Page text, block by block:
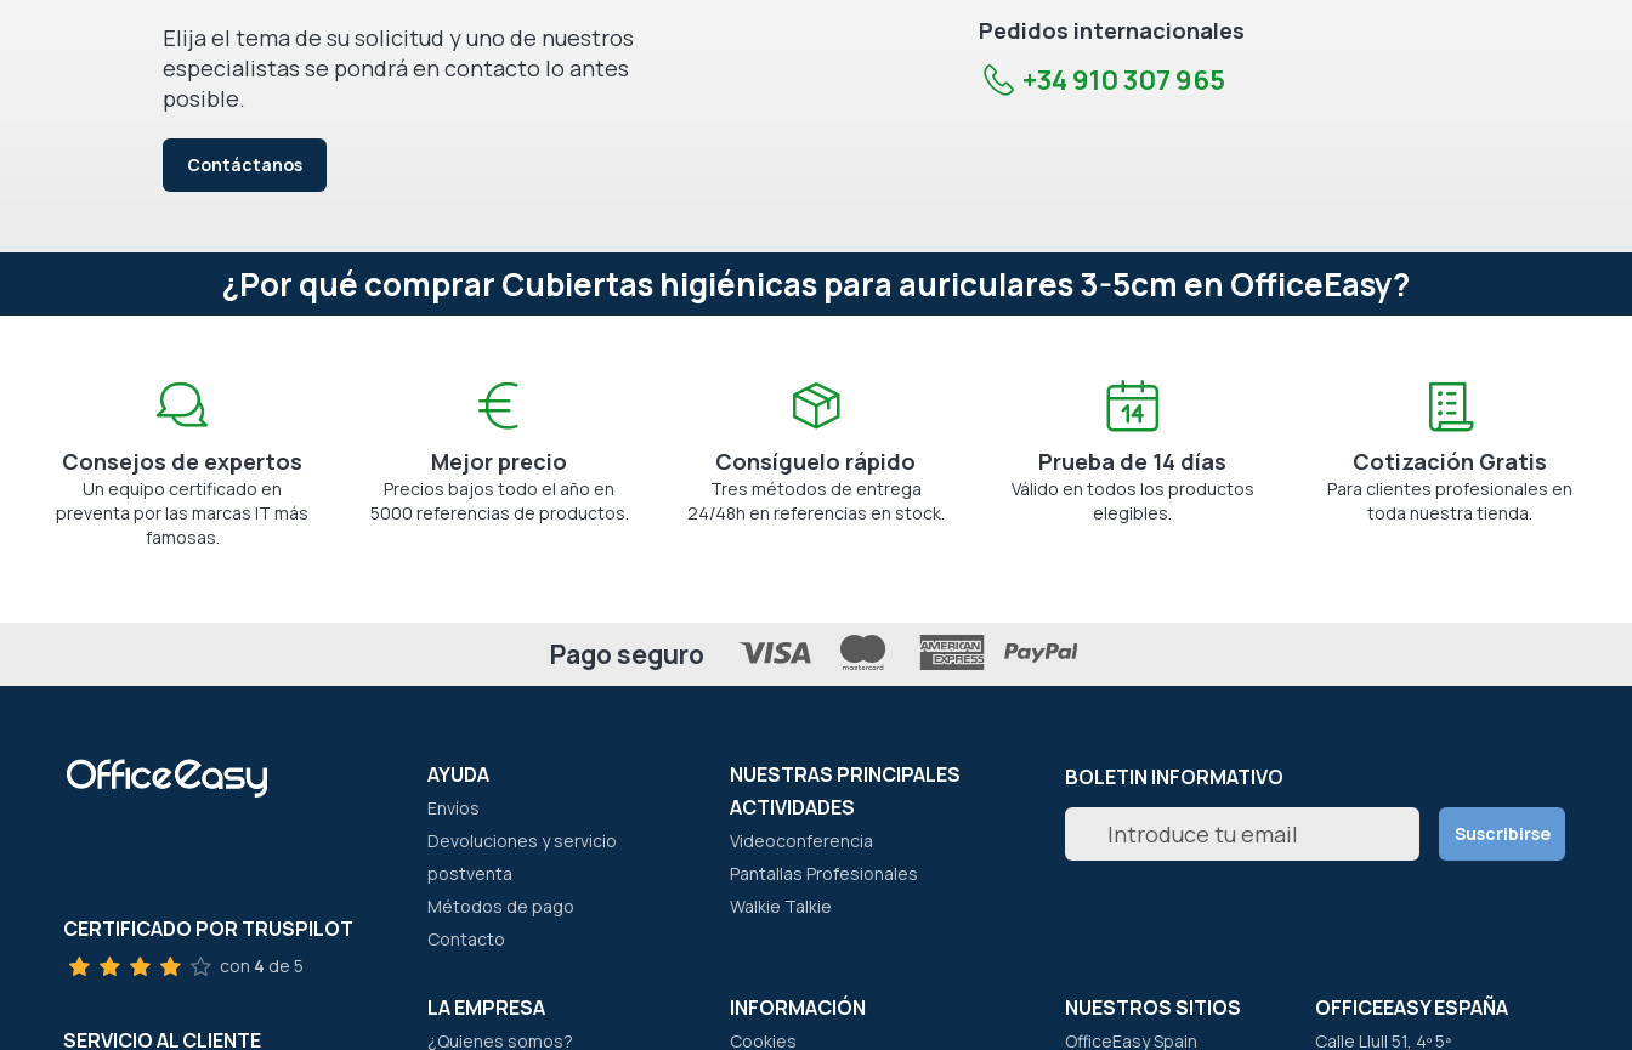
Elija el tema de su solicitud y uno de nuestros
especialistas se pondrá en contacto lo antes
posible.
Contáctanos
Pedidos internacionales
+34 910 307 965
¿Por qué comprar Cubiertas higiénicas para auriculares 3-5cm en OfficeEasy?
Consejos de expertos
Un equipo certificado en
preventa por las marcas IT más
famosas.
Mejor precio
Precios bajos todo el año en
5000 referencias de productos.
Consíguelo rápido
Tres métodos de entrega
24/48h en referencias en stock.
Prueba de 14 días
Válido en todos los productos
elegibles.
Cotización Gratis
Para clientes profesionales en
toda nuestra tienda.
Pago seguro
CERTIFICADO POR TRUSPILOT
con 4 de 5
SERVICIO AL CLIENTE
AYUDA
Envíos
Devoluciones y servicio
postventa
Métodos de pago
Contacto
NUESTRAS PRINCIPALES
ACTIVIDADES
Videoconferencia
Pantallas Profesionales
Walkie Talkie
LA EMPRESA
¿Quienes somos?
BOLETIN INFORMATIVO
Inscríbete
nuestro
Suscribirse
INFORMACIÓN
Cookies
NUESTROS SITIOS
OfficeEasy Spain
OFFICEEASY ESPAÑA
Calle Llull 51, 4º 5ª